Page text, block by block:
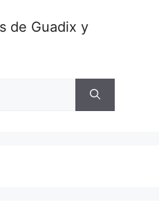
de Guadix y